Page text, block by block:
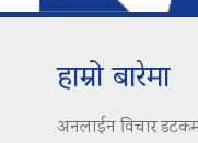
हाम्रो बारेमा
अनलाईन विचार डटकम